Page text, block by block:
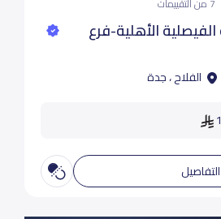
الأهلية-فرع
الفلاح ، جدة
التفاصيل